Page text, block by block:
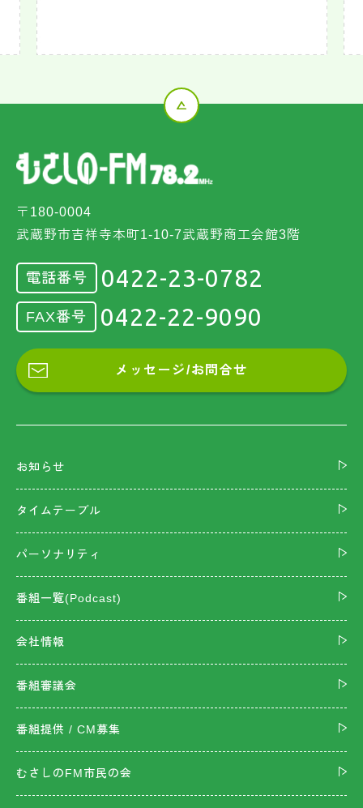
〒180-0004
武蔵野市吉祥寺本町1-10-7武蔵野商工会館3階
電話番号 0422-23-0782
FAX番号 0422-22-9090
メッセージ/お問合せ
お知らせ
タイムテーブル
パーソナリティ
番組一覧(Podcast)
会社情報
番組審議会
番組提供 / CM募集
むさしのFM市民の会